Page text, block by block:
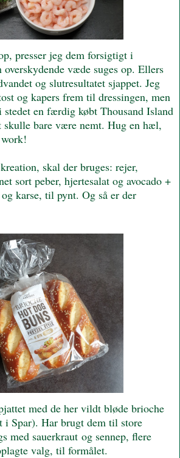
presser jeg dem forsigtigt i
overskydende væde suges op. Ellers
og slutresultatet sjappet. Jeg
og kapers frem til dressingen, men
en færdig købt Thousand Island
bare være nemt. Hug en hæl,
skal der bruges: rejer,
sort peber, hjertesalat og avocado +
karse, til pynt. Og så er der
med de her vildt bløde brioche
i Spar). Har brugt dem til store
med sauerkraut og sennep, flere
valg, til formålet.